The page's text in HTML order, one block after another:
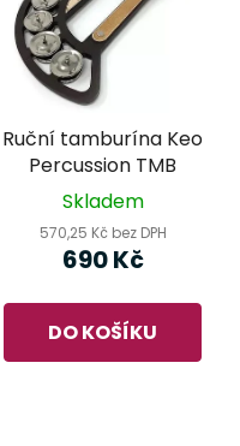
Ruční tamburína Keo
Percussion TMB
Skladem
570,25 Kč bez DPH
690 Kč
DO KOŠÍKU